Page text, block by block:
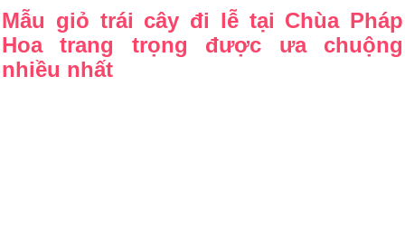
Mẫu giỏ trái cây đi lễ tại Chùa Pháp
Hoa trang trọng được ưa chuộng
nhiều nhất